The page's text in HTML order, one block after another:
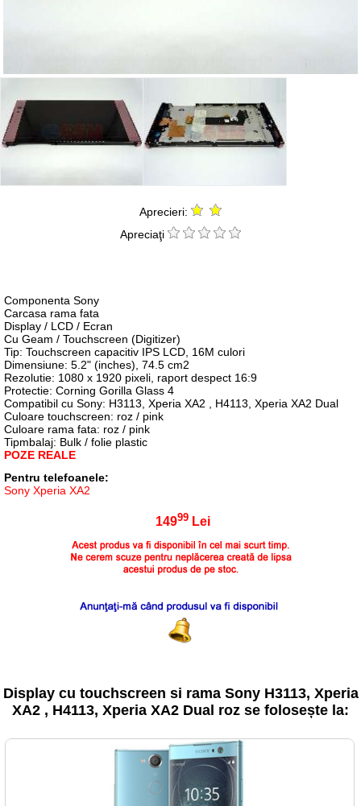
Aprecieri:
Apreciaţi
Componenta Sony
Carcasa rama fata
Display / LCD / Ecran
Cu Geam / Touchscreen (Digitizer)
Tip: Touchscreen capacitiv IPS LCD, 16M culori
Dimensiune: 5.2" (inches), 74.5 cm2
Rezolutie: 1080 x 1920 pixeli, raport despect 16:9
Protectie: Corning Gorilla Glass 4
Compatibil cu Sony: H3113, Xperia XA2 , H4113, Xperia XA2 Dual
Culoare touchscreen: roz / pink
Culoare rama fata: roz / pink
Tipmbalaj: Bulk / folie plastic
POZE REALE
Pentru telefoanele:
Sony Xperia XA2
14999Lei
Display cu touchscreen si rama Sony H3113, Xperia
XA2 , H4113, Xperia XA2 Dual roz se folosește la: